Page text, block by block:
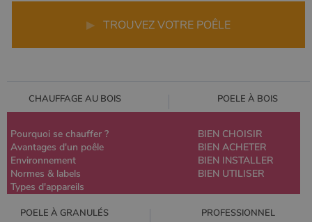
▶ TROUVEZ VOTRE POÊLE
CHAUFFAGE AU BOIS POELE À BOIS
Pourquoi se chauffer ?
Avantages d'un poêle
Environnement
Normes & labels
Types d'appareils
BIEN CHOISIR
BIEN ACHETER
BIEN INSTALLER
BIEN UTILISER
POELE À GRANULÉS PROFESSIONNEL